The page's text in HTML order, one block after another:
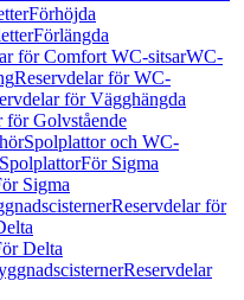
Förhöjda
Förlängda
för Comfort WC-sitsarWC-
Reservdelar för WC-
för Vägghängda
för Golvstående
Spolplattor och WC-
För Sigma
Sigma
Reservdelar för
Delta
Reservdelar